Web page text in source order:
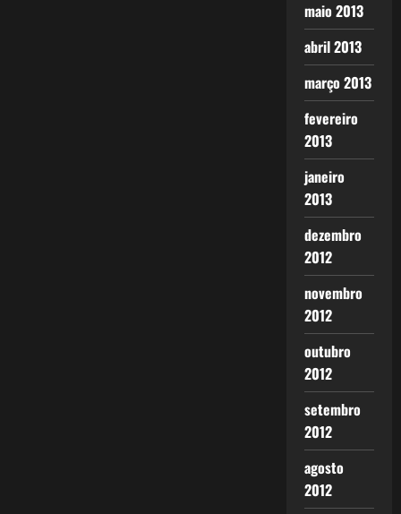
maio 2013
abril 2013
março 2013
fevereiro
2013
janeiro
2013
dezembro
2012
novembro
2012
outubro
2012
setembro
2012
agosto
2012